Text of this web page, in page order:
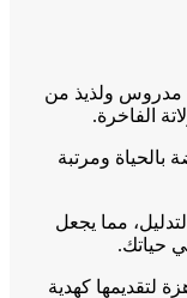
مدروس ولذيذ من
الفاخرة.
بالحياة ومرتبة
مما يجعل
حياتك.
لتقديمها كهدية